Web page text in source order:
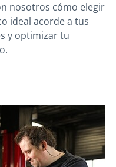
nosotros cómo elegir
ideal acorde a tus
y optimizar tu